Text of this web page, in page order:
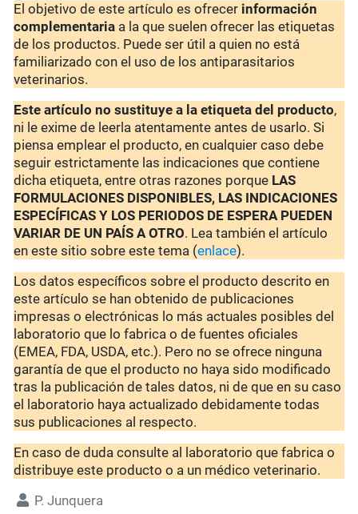
El objetivo de este artículo es ofrecer información
complementaria a la que suelen ofrecer las etiquetas
de los productos. Puede ser útil a quien no está
familiarizado con el uso de los antiparasitarios
veterinarios.
Este artículo no sustituye a la etiqueta del producto,
ni le exime de leerla atentamente antes de usarlo. Si
piensa emplear el producto, en cualquier caso debe
seguir estrictamente las indicaciones que contiene
dicha etiqueta, entre otras razones porque LAS
FORMULACIONES DISPONIBLES, LAS INDICACIONES
ESPECÍFICAS Y LOS PERIODOS DE ESPERA PUEDEN
VARIAR DE UN PAÍS A OTRO. Lea también el artículo
en este sitio sobre este tema (enlace).
Los datos específicos sobre el producto descrito en
este artículo se han obtenido de publicaciones
impresas o electrónicas lo más actuales posibles del
laboratorio que lo fabrica o de fuentes oficiales
(EMEA, FDA, USDA, etc.). Pero no se ofrece ninguna
garantía de que el producto no haya sido modificado
tras la publicación de tales datos, ni de que en su caso
el laboratorio haya actualizado debidamente todas
sus publicaciones al respecto.
En caso de duda consulte al laboratorio que fabrica o
distribuye este producto o a un médico veterinario.
P. Junquera